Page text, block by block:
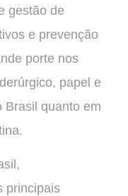
gestão de
e prevenção
porte nos
papel e
Brasil quanto em
principais